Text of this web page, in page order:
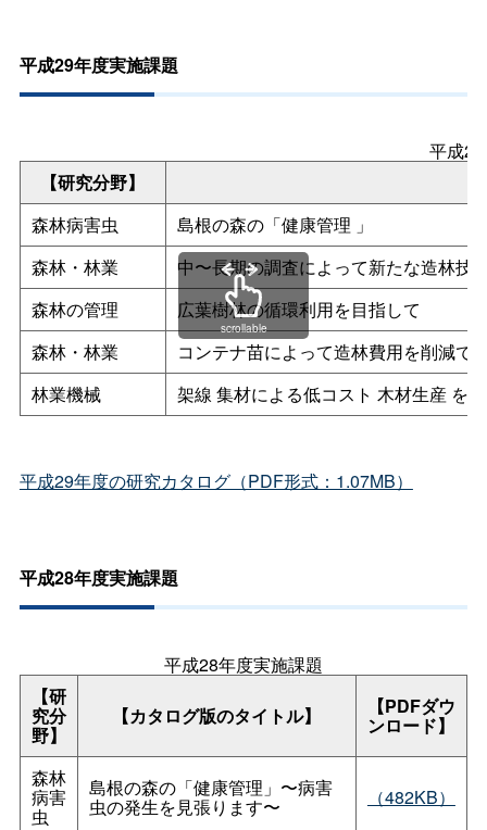
平成29年度実施課題
平成
【研究分野】
森林病害虫
島根の森の「健康管理 」
森林・林業
中〜長期の調査によって新たな造林技
森林の管理
広葉樹林の循環利用を目指して
森林・林業
コンテナ苗によって造林費用を削減で
林業機械
架線 集材による低コスト 木材生産 を
scrollable
平成29年度の研究カタログ（PDF形式：1.07MB）
平成28年度実施課題
平成28年度実施課題
【研
究分
野】
【カタログ版のタイトル】 【PDFダウ
ンロード】
森林
病害
虫
島根の森の「健康管理」〜病害
虫の発生を見張ります〜 （482KB）